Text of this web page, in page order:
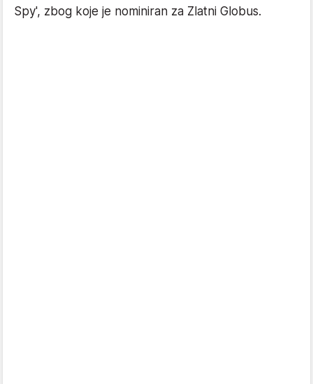
Spy', zbog koje je nominiran za Zlatni Globus.